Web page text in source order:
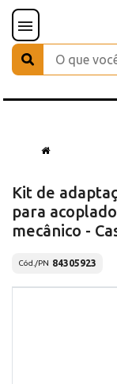
Kit de
para
mecânico -
Cód./PN 84305923